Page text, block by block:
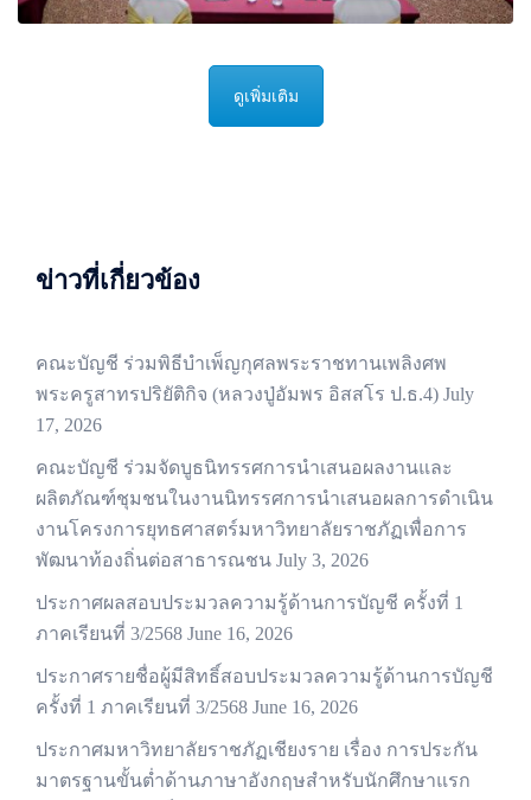
ดูเพิ่มเติม
ข่าวที่เกี่ยวข้อง
คณะบัญชี ร่วมพิธีบำเพ็ญกุศลพระราชทานเพลิงศพ
พระครูสาทรปริยัติกิจ (หลวงปู่อัมพร อิสสโร ป.ธ.4) July
17, 2026
คณะบัญชี ร่วมจัดบูธนิทรรศการนำเสนอผลงานและ
ผลิตภัณฑ์ชุมชนในงานนิทรรศการนำเสนอผลการดำเนิน
งานโครงการยุทธศาสตร์มหาวิทยาลัยราชภัฏเพื่อการ
พัฒนาท้องถิ่นต่อสาธารณชน July 3, 2026
ประกาศผลสอบประมวลความรู้ด้านการบัญชี ครั้งที่ 1
ภาคเรียนที่ 3/2568 June 16, 2026
ประกาศรายชื่อผู้มีสิทธิ์สอบประมวลความรู้ด้านการบัญชี
ครั้งที่ 1 ภาคเรียนที่ 3/2568 June 16, 2026
ประกาศมหาวิทยาลัยราชภัฏเชียงราย เรื่อง การประกัน
มาตรฐานขั้นต่ำด้านภาษาอังกฤษสำหรับนักศึกษาแรก